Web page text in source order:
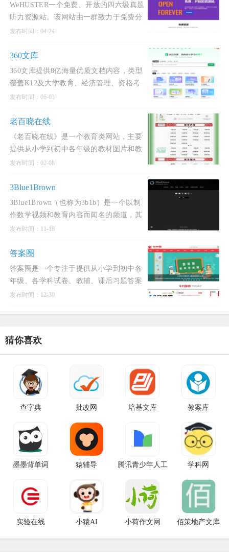
WeHUSTER一个免费、开放的四六级真题
听力资源站。该网站由一群致力于免费分
发资源的热血青年创建，其核心宗旨是提
音频和答案解析，所有资源无需注册即可
免费获取，杜绝了个人信息泄
发布时间：04-24
360文库
360文库提供8亿海量优质文档内容，类型
覆盖K12及大学教育、经济管理、资格考
试等。深度融合AI技术，致力于赋能办公
AIPPT、AI问答等功能，解决用户日常搜
索、浏览阅读、写作创作等全过程，实
发布时间：06-03
老百晓在线
《老百晓在线》是一个教育类网站，主要
提供从小学到初中各年级的教材图片和教
学资源。该网站涵盖了从一年级到九年级
学设计、教学反思、课
发布时间：02-08
3Blue1Brown
3Blue1Brown（也称为3b1b）是一个以制
作数学视频和教育内容而闻名的频道，其
官网为 www.3blue1brown.com。该频道由
学习，并在Khan Academy工作过。
3Blue1Brown的视频内容涵盖广泛，包括
数
发布时间：11-18
答案圈
答案圈是一个专注于提供从小学到初中各
年级、各学科试卷、教辅、课后习题答案
的在线平台。它旨在帮助学生和家长在完
发布时间：12-30
猜你喜欢
查字典 批改网 培基文库 教案库
墨墨背单词 猿辅导
腾讯青少年人工
学科网
实验在线 小猿AI 小荷作文网 佰策地产文库